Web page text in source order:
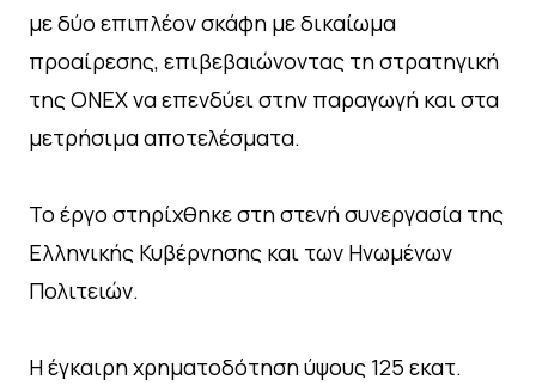
με δύο επιπλέον σκάφη με δικαίωμα
προαίρεσης, επιβεβαιώνοντας τη στρατηγική
της ONEX να επενδύει στην παραγωγή και στα
μετρήσιμα αποτελέσματα.
Το έργο στηρίχθηκε στη στενή συνεργασία της
Ελληνικής Κυβέρνησης και των Ηνωμένων
Πολιτειών.
Η έγκαιρη χρηματοδότηση ύψους 125 εκατ.